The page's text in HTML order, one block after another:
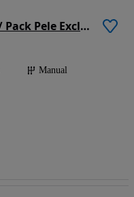
Ford Focus 2.0 EcoBoost ST c/ Pack Pele Exclusiva
Manual